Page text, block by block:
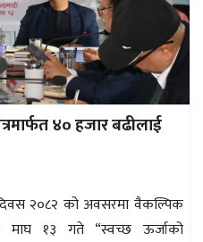
४० हजार बढीलाई
दिवस २०८२ को अवसरमा वैकल्पिक
माघ १३ गते “स्वच्छ ऊर्जाको